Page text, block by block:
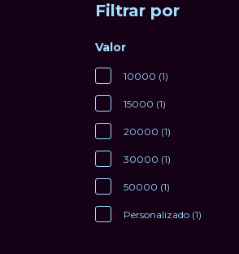
Filtrar por
Valor
10000 (1)
15000 (1)
20000 (1)
30000 (1)
50000 (1)
Personalizado (1)